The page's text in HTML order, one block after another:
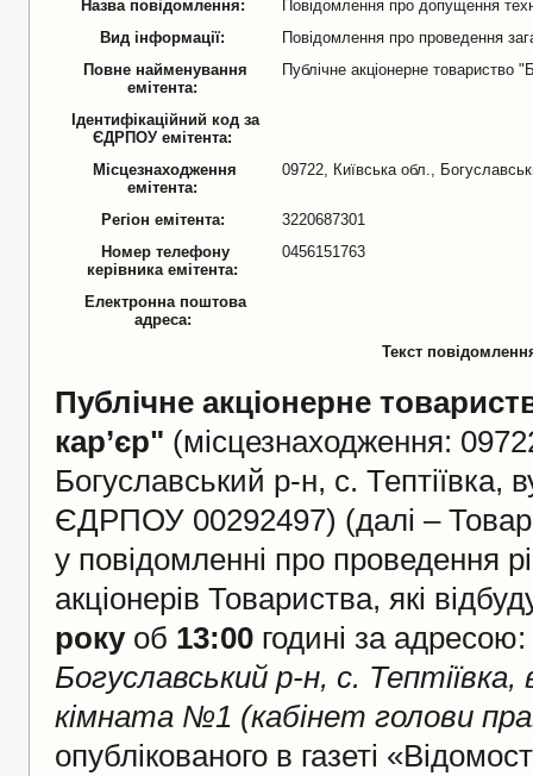
Назва повідомлення:
Повідомлення про допущення
Вид інформації:
Повідомлення про проведення
Повне найменування
емітента:
Публічне акціонерне товариство
Ідентифікаційний код за
ЄДРПОУ емітента:
Місцезнаходження
емітента:
09722, Київська обл.,
Регіон емітента:
3220687301
Номер телефону
керівника емітента:
0456151763
Електронна поштова
адреса:
Текст
Публічне акціонерне
кар’єр" (місцезнаходження:
Богуславський р-н, с. Тептіївка,
ЄДРПОУ 00292497) (далі –
у повідомленні про проведення
акціонерів Товариства, які
рокуоб 13:00 годині за
Богуславський р-н, с.
кімната №1 (кабінет голови
опублікованого в газеті